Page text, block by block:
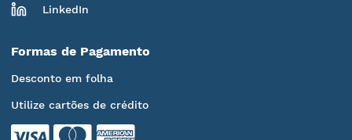
LinkedIn
Formas de Pagamento
Desconto em folha
Utilize cartões de crédito